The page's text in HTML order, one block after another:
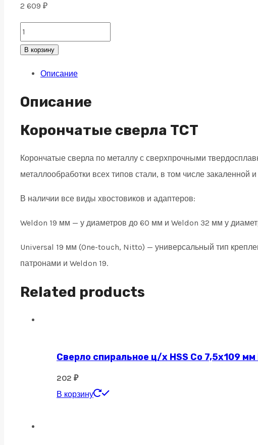
2 609 ₽
ТСТ
Коронка
металлу
ц/
27х25
мм
В корзину
Описание
Описание
Корончатые сверла TCT
Корончатые сверла по металлу с сверхпрочными
металлообработки всех типов стали, в том числе
В наличии все виды хвостовиков и адаптеров:
Weldon 19 мм — у диаметров до 60 мм и Weldon 32 мм у
Universal 19 мм (One-touch, Nitto) — универсальный тип
патронами и Weldon 19.
Related products
Сверло спиральное ц/х HSS Co 7,5х109 мм
202 ₽
В корзину